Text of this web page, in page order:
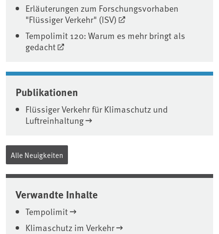
Erläuterungen zum Forschungsvorhaben
"Flüssiger Verkehr" (ISV)
Tempolimit 120: Warum es mehr bringt als
gedacht
Publikationen
Flüssiger Verkehr für Klimaschutz und
Luftreinhaltung
Alle Neuigkeiten
Verwandte Inhalte
Tempolimit
Klimaschutz im Verkehr